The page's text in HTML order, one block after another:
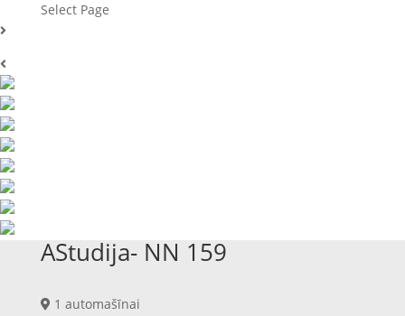
Select Page
AStudija- NN 159
1 automašīnai